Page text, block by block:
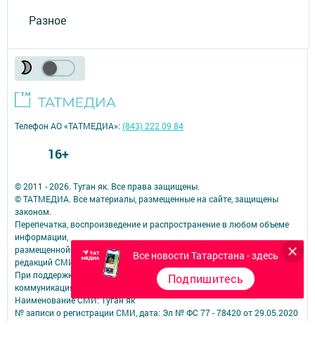
Разное
Все новости Татарстана - здесь
Подпишитесь
© 2011 - 2026. Туган як. Все права защищены.
© ТАТМЕДИА. Все материалы, размещенные на сайте, защищены
законом.
Перепечатка, воспроизведение и распространение в любом объеме
информации,
размещенной на сайте, возможна только с письменного согласия
редакций СМИ.
При поддержке Республиканского агентства по печати и массовым
коммуникациям.
Наименование СМИ: Туган як
№ записи о регистрации СМИ, дата: Эл № ФС 77 - 78420 от 29.05.2020
Телефон АО «ТАТМЕДИА»:(843) 222 09 84
16+